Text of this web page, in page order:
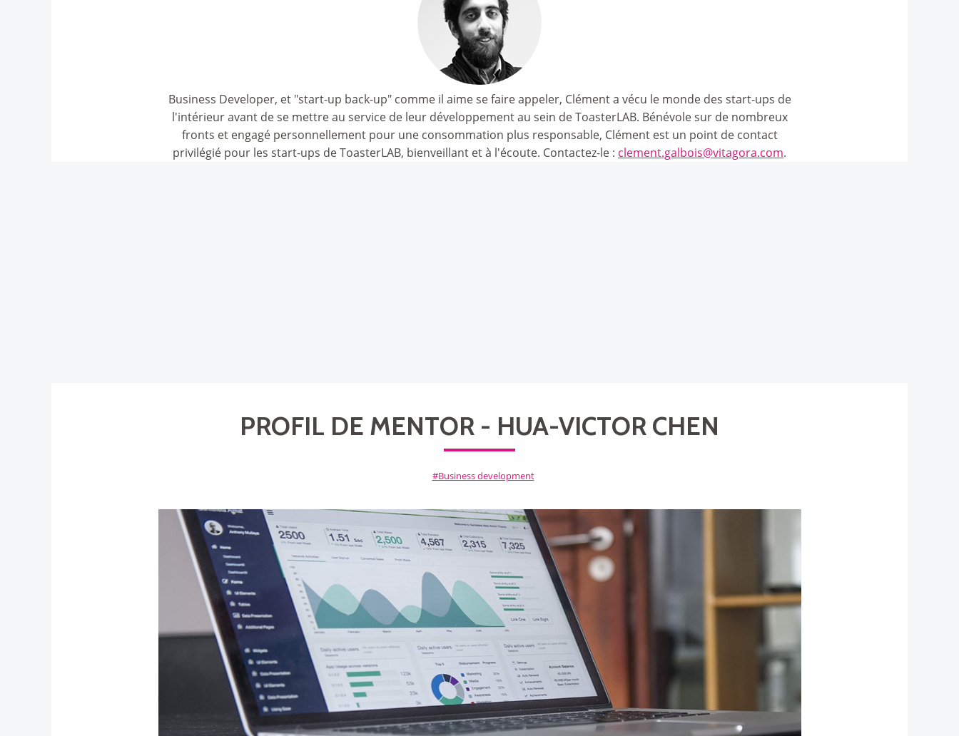
Business Developer, et "start-up back-up" comme il aime se faire appeler, Clément a vécu le monde des start-ups de
l'intérieur avant de se mettre au service de leur développement au sein de ToasterLAB. Bénévole sur de nombreux
fronts et engagé personnellement pour une consommation plus responsable, Clément est un point de contact
privilégié pour les start-ups de ToasterLAB, bienveillant et à l'écoute. Contactez-le : clement.galbois@vitagora.com.
PROFIL DE MENTOR - HUA-VICTOR CHEN
Business development